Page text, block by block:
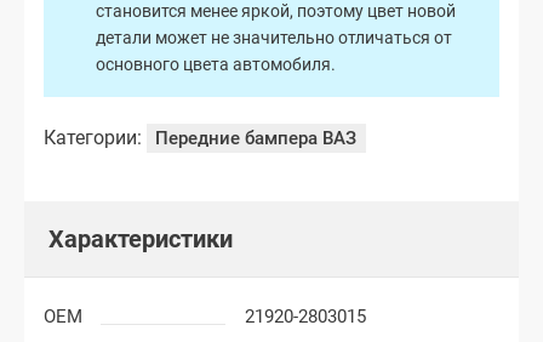
становится менее яркой, поэтому цвет новой
детали может не значительно отличаться от
основного цвета автомобиля.
Категории: Передние бампера ВАЗ
Характеристики
OEM
21920-2803015